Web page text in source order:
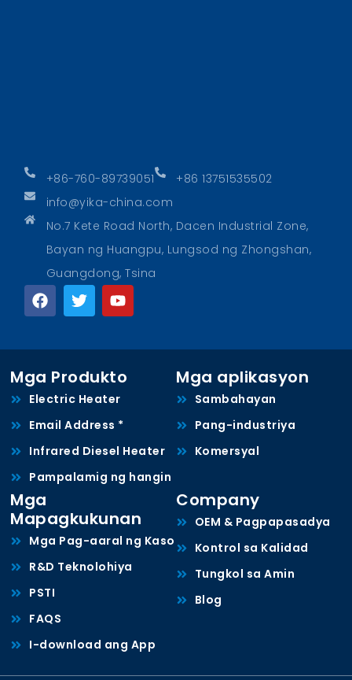
+86-760-89739051
+86 13751535502
info@yika-china.com
No.7 Kete Road North, Dacen Industrial Zone,
Bayan ng Huangpu, Lungsod ng Zhongshan,
Guangdong, Tsina
Mga Produkto
Electric Heater
Email Address *
Infrared Diesel Heater
Pampalamig ng hangin
Mga aplikasyon
Sambahayan
Pang-industriya
Komersyal
Mga
Mapagkukunan
Mga Pag-aaral ng Kaso
R&D Teknolohiya
PSTI
FAQS
I-download ang App
Company
OEM & Pagpapasadya
Kontrol sa Kalidad
Tungkol sa Amin
Blog